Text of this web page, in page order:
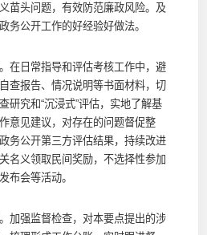
苗头问题，有效防范廉政风险。及
务公开工作的好经验好做法。
日常指导和评估考核工作中，避
查报告、情况说明等书面材料，切
研究和“沉浸式”评估，实地了解基
意见建议，对存在的问题督促整
务公开第三方评估结果，持续改进
名义领取民间奖励，不选择性参加
布会等活动。
强监督检查，对本要点提出的涉